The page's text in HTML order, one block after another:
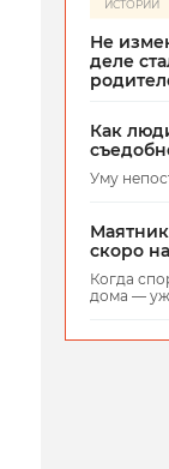
ИСТОРИИ
Не
деле
Как
Уму
скоро
Когда
дома —